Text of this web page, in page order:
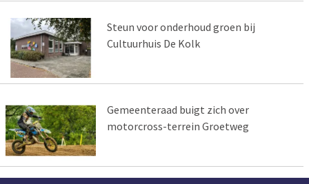
Steun voor onderhoud groen bij
Cultuurhuis De Kolk
Gemeenteraad buigt zich over
motorcross-terrein Groetweg